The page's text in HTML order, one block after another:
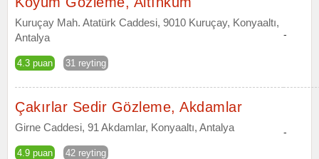
Kuruçay Mah. Atatürk Caddesi, 9010 Kuruçay, Konyaaltı,
Antalya
4.3 puan 31 reyting
-
Çakırlar Sedir Gözleme, Akdamlar
Girne Caddesi, 91 Akdamlar, Konyaaltı, Antalya
4.9 puan 42 reyting
-